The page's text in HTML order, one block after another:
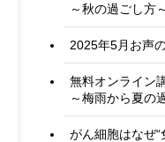
～秋の過ごし方
2025年5月お声
無料オンライン
～梅雨から夏の
がん細胞はなぜ“